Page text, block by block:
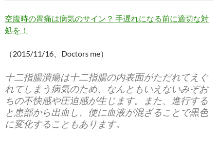
空腹時の胃痛は病気のサイン？ 手遅れになる前に適切な対
処を！
（2015/11/16、Doctors me）
十二指腸潰瘍は十二指腸の内表面がただれてえぐ
れてしまう病気のため、なんともいえないみぞお
ちの不快感や圧迫感が生じます。また、進行する
と患部から出血し、便に血液が混ざることで黒色
に変化することもあります。